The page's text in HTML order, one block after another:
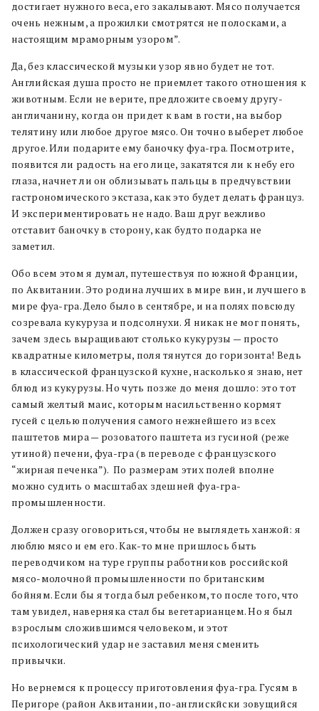
достигает нужного веса, его закалывают. Мясо получается
очень нежным, а прожилки смотрятся не полосками, а
настоящим мраморным узором”.
Да, без классической музыки узор явно будет не тот.
Английская душа просто не приемлет такого отношения к
животным. Если не верите, предложите своему другу-
англичанину, когда он придет к вам в гости, на выбор
телятину или любое другое мясо. Он точно выберет любое
другое. Или подарите ему баночку фуа-гра. Посмотрите,
появится ли радость на его лице, закатятся ли к небу его
глаза, начнет ли он облизывать пальцы в предчувствии
гастрономического экстаза, как это будет делать француз.
И экспериментировать не надо. Ваш друг вежливо
отставит баночку в сторону, как будто подарка не
заметил.
Обо всем этом я думал, путешествуя по южной Франции,
по Аквитании. Это родина лучших в мире вин, и лучшего в
мире фуа-гра. Дело было в сентябре, и на полях повсюду
созревала кукуруза и подсолнухи. Я никак не мог понять,
зачем здесь выращивают столько кукурузы — просто
квадратные километры, поля тянутся до горизонта! Ведь
в классической французской кухне, насколько я знаю, нет
блюд из кукурузы. Но чуть позже до меня дошло: это тот
самый желтый маис, которым насильственно кормят
гусей с целью получения самого нежнейшего из всех
паштетов мира — розоватого паштета из гусиной (реже
утиной) печени, фуа-гра (в переводе с французского
“жирная печенка”). По размерам этих полей вполне
можно судить о масштабах здешней фуа-гра-
промышленности.
Должен сразу оговориться, чтобы не выглядеть ханжой: я
люблю мясо и ем его. Как-то мне пришлось быть
переводчиком на туре группы работников российской
мясо-молочной промышленности по британским
бойням. Если бы я тогда был ребенком, то после того, что
там увидел, наверняка стал бы вегетарианцем. Но я был
взрослым сложившимся человеком, и этот
психологический удар не заставил меня сменить
привычки.
Но вернемся к процессу приготовления фуа-гра. Гусям в
Перигоре (район Аквитании, по-англискйски зовущийся